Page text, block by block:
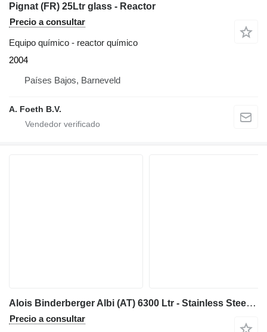
Pignat (FR) 25Ltr glass - Reactor
Precio a consultar
Equipo químico - reactor químico
2004
Países Bajos, Barneveld
A. Foeth B.V.
Alois Binderberger Albi (AT) 6300 Ltr - Stainless Steel Reactor
Precio a consultar